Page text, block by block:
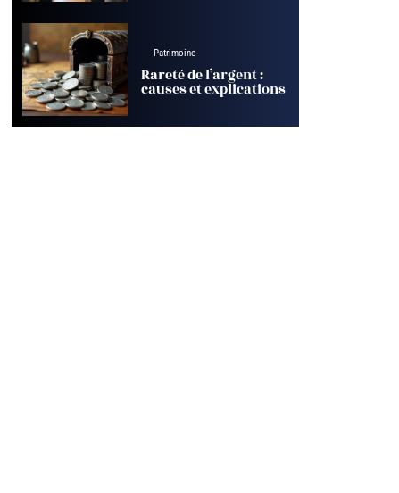
Patrimoine
Rareté de l’argent :
causes et explications